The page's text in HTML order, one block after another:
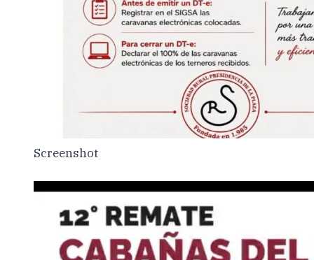
Screenshot